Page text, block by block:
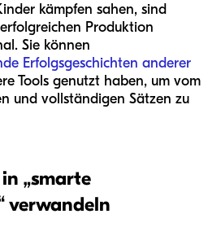
kämpfen sahen, sind
Produktion
Sie können
Erfolgsgeschichten anderer
Tools genutzt haben, um vom
und vollständigen Sätzen zu
„smarte
verwandeln